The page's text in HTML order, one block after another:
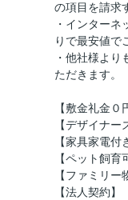
の項目を請求
・インター
りで最安値で
・他社様よ
ただきます。
【敷金礼金０
【デザイナー
【家具家電付
【ペット飼育
【ファミリー
【法人契約】